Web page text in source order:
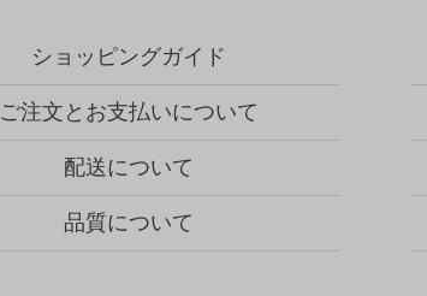
ショッピングガイド
ご注文とお支払いについて
配送について
品質について